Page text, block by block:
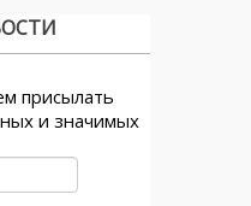
присылать
и значимых